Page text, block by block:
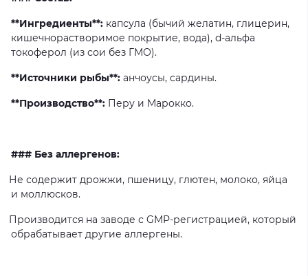
**Ингредиенты**: капсула (бычий желатин, глицерин,
кишечнорастворимое покрытие, вода), d-альфа
токоферол (из сои без ГМО).
**Источники рыбы**: анчоусы, сардины.
**Производство**: Перу и Марокко.
### Без аллергенов:
Не содержит дрожжи, пшеницу, глютен, молоко, яйца
и моллюсков.
Производится на заводе с GMP-регистрацией, который
обрабатывает другие аллергены.